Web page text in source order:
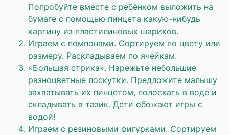
Попробуйте вместе с ребёнком выложить на
бумаге с помощью пинцета какую-нибудь
картину из пластилиновых шариков.
Играем с помпонами. Сортируем по цвету или
размеру. Раскладываем по ячейкам.
«Большая стрика». Нарежьте небольшие
разноцветные лоскутки. Предложите малышу
захватывать их пинцетом, полоскать в воде и
складывать в тазик. Дети обожают игры с
водой!
Играем с резиновыми фигурками. Сортируем